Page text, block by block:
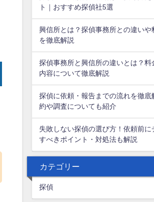
ト｜おすすめ探偵社5選
興信所とは？探偵事務所との違いや
を徹底解説
探偵事務所と興信所の違いとは？料
内容について徹底解説
探偵に依頼・報告までの流れを徹底
約や調査についても紹介
失敗しない探偵の選び方！依頼前に
すべきポイント・対処法も解説
カテゴリー
探偵